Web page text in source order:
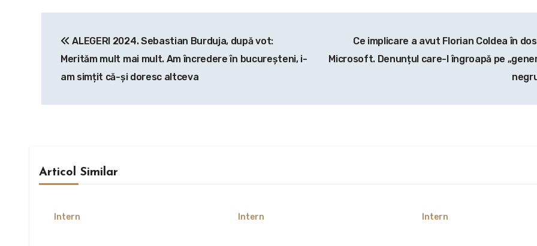
articole
ALEGERI 2024. Sebastian Burduja, după vot:
Merităm mult mai mult. Am încredere în bucureșteni, i-
am simțit că-și doresc altceva
Ce implicare a avut Florian Coldea în
Microsoft. Denunțul care-l îngroapă pe
Articol Similar
Intern Intern Intern